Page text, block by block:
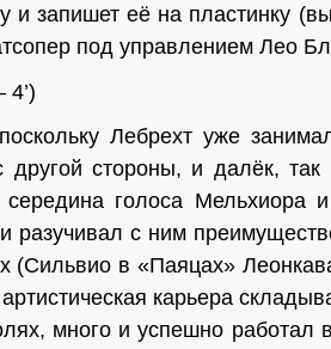
и запишет её на пластинку
под управлением Лео
Лебрехт уже
сторо­ны, и далёк, так
голоса Мельхиора
разучивал с ним
(Сильвио в «Паяцах»
артистическая карьера
много и успешно работал